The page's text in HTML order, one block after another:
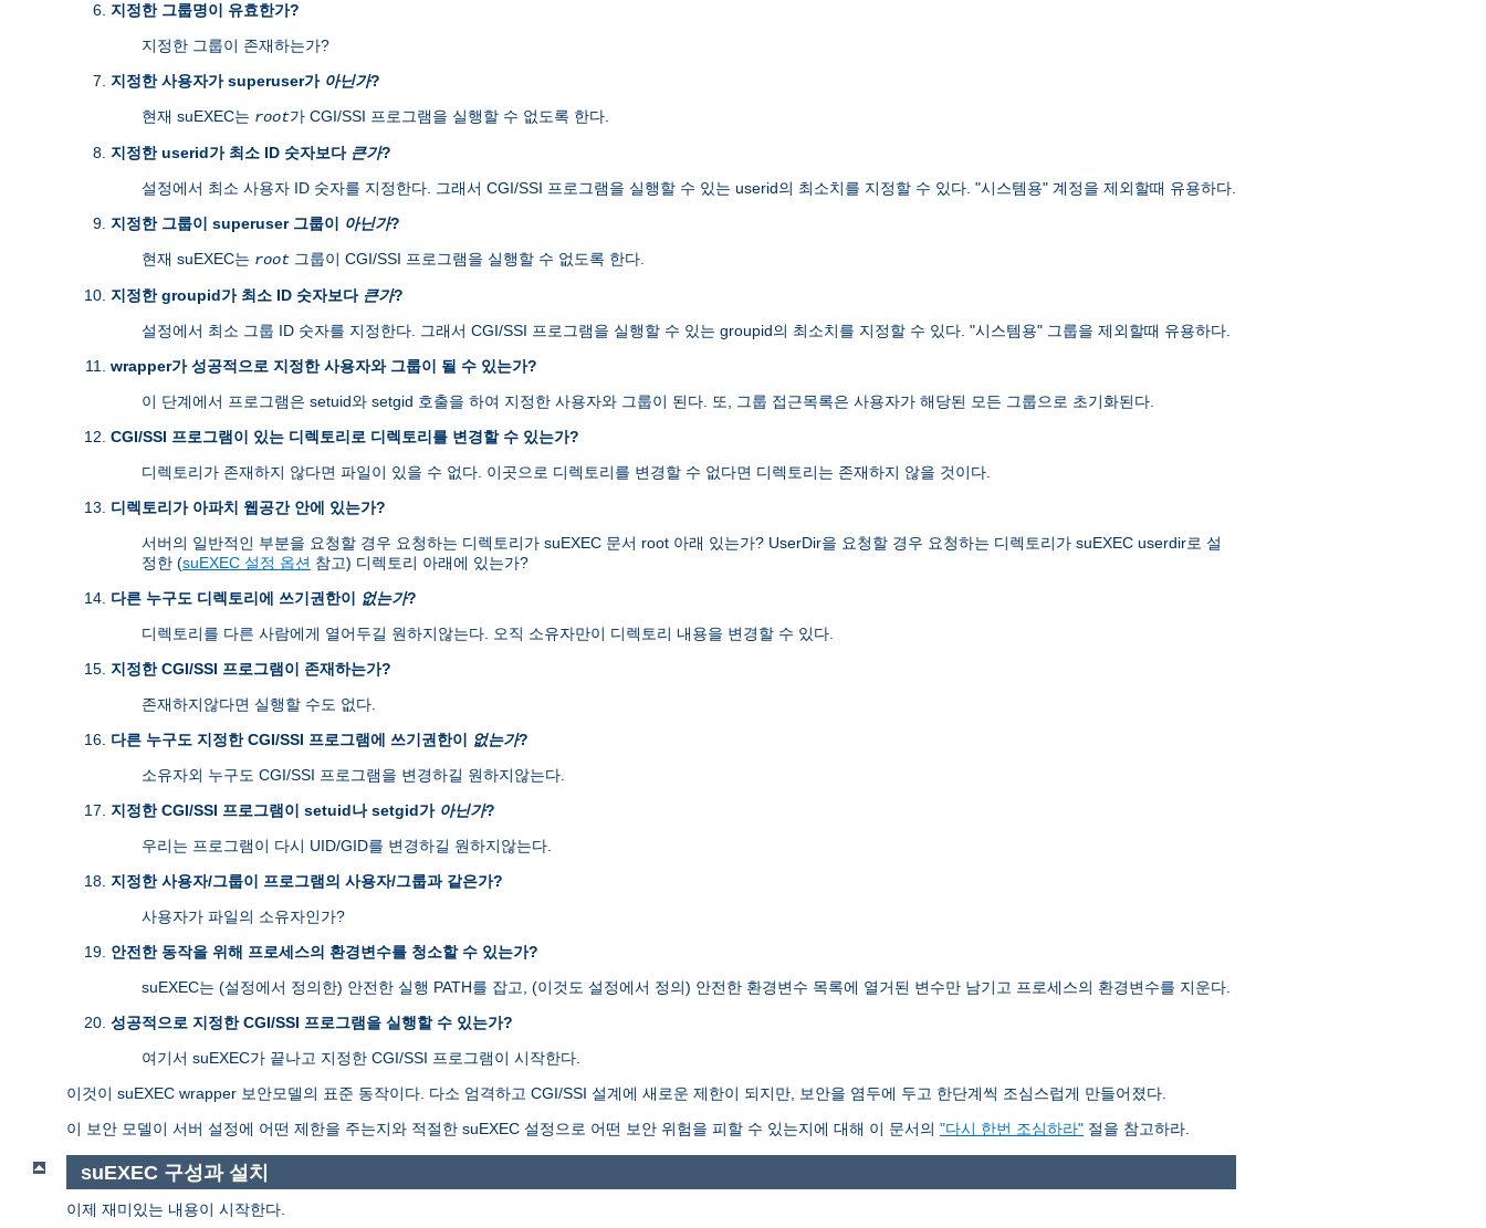
지정한 그룹명이 유효한가?
지정한 그룹이 존재하는가?
지정한 사용자가 superuser가 아닌가?
현재 suEXEC는 root가 CGI/SSI 프로그램을 실행할 수 없도록 한다.
지정한 userid가 최소 ID 숫자보다 큰가?
설정에서 최소 사용자 ID 숫자를 지정한다. 그래서 CGI/SSI 프로그램을 실행할 수 있는 userid의 최소치를 지정할 수 있다. "시스템용" 계정을 제외할때 유용하다.
지정한 그룹이 superuser 그룹이
아닌가?
현재 suEXEC는 root 그룹이 CGI/SSI 프로그램을 실행할 수 없도록 한다.
지정한 groupid가 최소 ID 숫자보다 큰가?
설정에서 최소 그룹 ID 숫자를 지정한다. 그래서 CGI/SSI 프로그램을 실행할 수 있는 groupid의 최소치를 지정할 수 있다. "시스템용" 그룹을 제외할때 유용하다.
wrapper가 성공적으로 지정한 사용자와 그룹이 될 수 있는가?
이 단계에서 프로그램은 setuid와 setgid 호출을 하여 지정한 사용자와 그룹이 된다. 또, 그룹 접근목록은 사용자가 해당된 모든 그룹으로 초기화된다.
CGI/SSI 프로그램이 있는 디렉토리로 디렉토리를 변경할 수 있는가?
디렉토리가 존재하지 않다면 파일이 있을 수 없다. 이곳으로 디렉토리를 변경할 수 없다면 디렉토리는 존재하지 않을 것이다.
디렉토리가 아파치 웹공간 안에 있는가?
서버의 일반적인 부분을 요청할 경우 요청하는 디렉토리가 suEXEC 문서 root 아래 있는가? UserDir을 요청할 경우 요청하는 디렉토리가 suEXEC userdir로 설
정한 (suEXEC 설정 옵션 참고) 디렉토리 아래에 있는가?
다른 누구도 디렉토리에 쓰기권한이
없는가?
디렉토리를 다른 사람에게 열어두길 원하지않는다. 오직 소유자만이 디렉토리 내용을 변경할 수 있다.
지정한 CGI/SSI 프로그램이 존재하는가?
존재하지않다면 실행할 수도 없다.
다른 누구도 지정한 CGI/SSI 프로그램에 쓰기권한이
없는가?
소유자외 누구도 CGI/SSI 프로그램을 변경하길 원하지않는다.
지정한 CGI/SSI 프로그램이 setuid나 setgid가 아닌가?
우리는 프로그램이 다시 UID/GID를 변경하길 원하지않는다.
지정한 사용자/그룹이 프로그램의 사용자/그룹과 같은가?
사용자가 파일의 소유자인가?
안전한 동작을 위해 프로세스의 환경변수를 청소할 수 있는가?
suEXEC는 (설정에서 정의한) 안전한 실행 PATH를 잡고, (이것도 설정에서 정의) 안전한 환경변수 목록에 열거된 변수만 남기고 프로세스의 환경변수를 지운다.
성공적으로 지정한 CGI/SSI 프로그램을 실행할 수 있는가?
여기서 suEXEC가 끝나고 지정한 CGI/SSI 프로그램이 시작한다.
이것이 suEXEC wrapper 보안모델의 표준 동작이다. 다소 엄격하고 CGI/SSI 설계에 새로운 제한이 되지만, 보안을 염두에 두고 한단계씩 조심스럽게 만들어졌다.
이 보안 모델이 서버 설정에 어떤 제한을 주는지와 적절한 suEXEC 설정으로 어떤 보안 위험을 피할 수 있는지에 대해 이 문서의 "다시 한번 조심하라" 절을 참고하라.
suEXEC 구성과 설치
이제 재미있는 내용이 시작한다.